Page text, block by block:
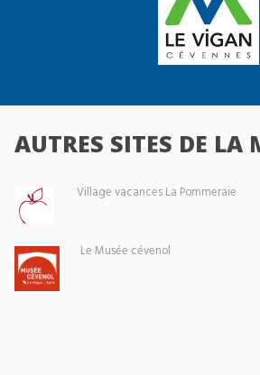
AUTRES SITES DE LA
Village vacances La Pommeraie
Le Musée cévenol